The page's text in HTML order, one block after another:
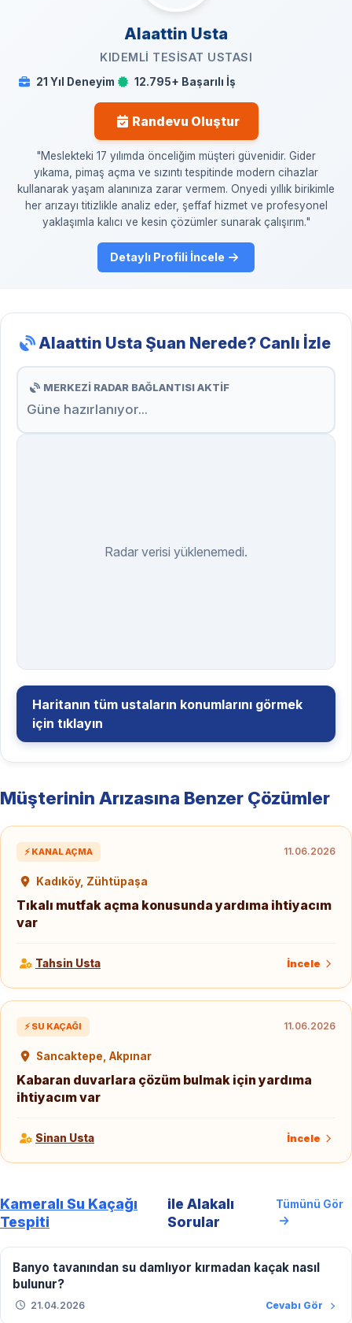
Alaattin Usta
KIDEMLI TESISAT USTASI
21 Yıl Deneyim 12.795+ Başarılı İş
Randevu Oluştur
"Meslekteki 17 yılımda önceliğim müşteri güvenidir. Gider
yıkama, pimaş açma ve sızıntı tespitinde modern cihazlar
kullanarak yaşam alanınıza zarar vermem. Onyedi yıllık birikimle
her arızayı titizlikle analiz eder, şeffaf hizmet ve profesyonel
yaklaşımla kalıcı ve kesin çözümler sunarak çalışırım."
Detaylı Profili İncele
Alaattin Usta Şuan Nerede? Canlı İzle
MERKEZİ RADAR BAĞLANTISI AKTİF
Güne hazırlanıyor...
Radar verisi yüklenemedi.
Haritanın tüm ustaların konumlarını görmek
için tıklayın
Müşterinin Arızasına Benzer Çözümler
⚡ KANAL AÇMA 11.06.2026
Kadıköy, Zühtüpaşa
Tıkalı mutfak açma konusunda yardıma ihtiyacım
var
Tahsin Usta İncele
⚡ SU KAÇAĞI 11.06.2026
Sancaktepe, Akpınar
Kabaran duvarlara çözüm bulmak için yardıma
ihtiyacım var
Sinan Usta İncele
Kameralı Su Kaçağı
Tespiti
ile Alakalı
Sorular
Tümünü Gör
Banyo tavanından su damlıyor kırmadan kaçak nasıl
bulunur?
21.04.2026 Cevabı Gör